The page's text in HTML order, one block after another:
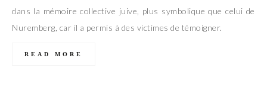
dans la mémoire collective juive, plus symbolique que celui de
Nuremberg, car il a permis à des victimes de témoigner.
READ MORE